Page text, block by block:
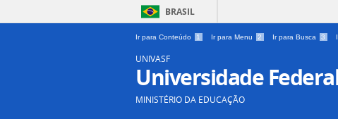
BRASIL
Ir para Conteúdo 1 Ir para Menu 2 Ir para Busca 3
UNIVASF
Universidade
MINISTÉRIO DA EDUCAÇÃO